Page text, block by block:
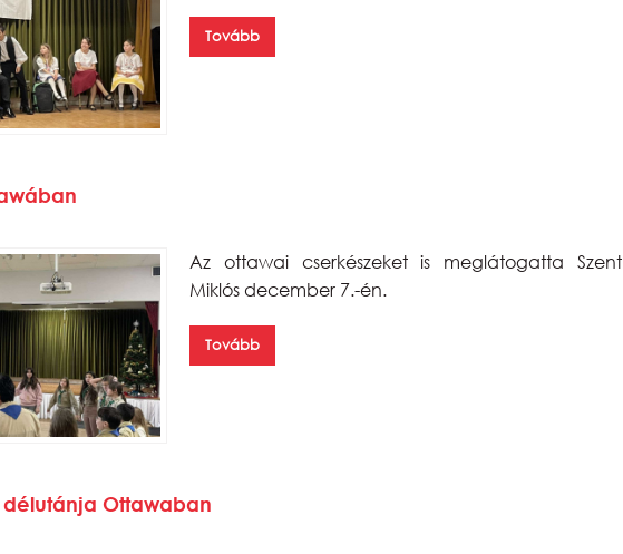
Tovább
Az ottawai cserkészeket is meglátogatta Szent
Miklós december 7.-én.
Tovább
délutánja Ottawaban